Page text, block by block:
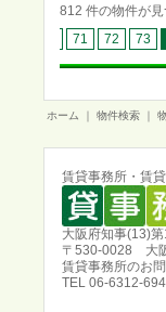
812 件の物件が見
71 72 73
ホーム 物件検索
賃貸事務所・賃
大阪府知事(13)
〒530-0028 大
賃貸事務所のお
TEL 06-6312-